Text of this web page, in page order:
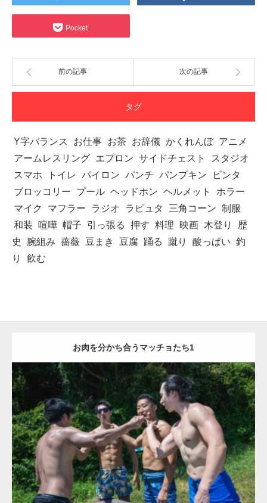
Pocket
前の記事 次の記事
タグ
Y字バランス お仕事 お茶 お辞儀 かくれんぼ アニメ
アームレスリング エプロン サイドチェスト
スタジオ
スマホ
トイレ パイロン パンチ パンプキン
ビンタ
ブロッコリー
プール ヘッドホン ヘルメット
ホラー
マイク
マフラー ラジオ ラピュタ 三角コーン 制服
和装
喧嘩 帽子 引っ張る 押す 料理 映画 木登り
歴
史
腕組み 薔薇 豆まき 豆腐 踊る 蹴り 酸っぱい 釣
り
飲む
お肉を分かち合うマッチョたち1
Update:2023.02.6
Category:森のマッチョ
ダウンロード